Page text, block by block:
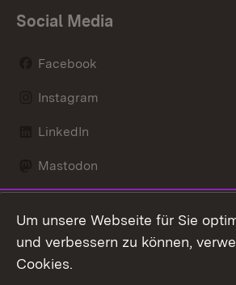
Social Media
Facebook
Instagram
LinkedIn
Mastodon
X / Twitter
Youtube
Um unsere Webseite für Sie
und verbessern zu können,
Cookies.